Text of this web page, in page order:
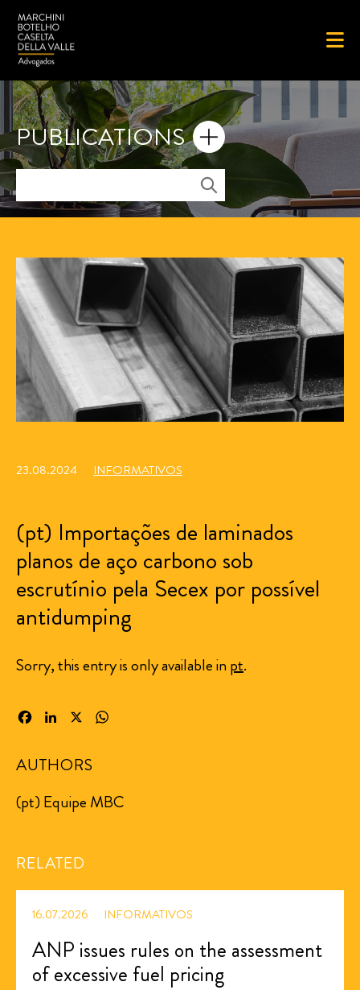
PUBLICATIONS
23.08.2024 INFORMATIVOS
(pt) Importações de laminados
planos de aço carbono sob
escrutínio pela Secex por possível
antidumping
Sorry, this entry is only available inpt.
FacebookLinkedIn
AUTHORS
(pt) Equipe MBC
RELATED
16.07.2026 INFORMATIVOS
ANP issues rules on the assessment
of excessive fuel pricing